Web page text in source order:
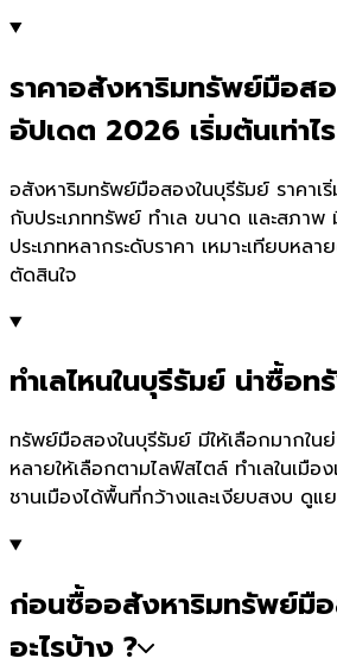
ราคาอสังหาริมทรัพย์มือส
อัปเดต 2026 เริ่มต้นเท่าไ
อสังหาริมทรัพย์มือสองในบุรีรัมย์ ราคาเ
กับประเภททรัพย์ ทำเล ขนาด และสภาพ
ประเภทหลากระดับราคา เหมาะเทียบหล
ตัดสินใจ
ทำเลไหนในบุรีรัมย์ น่าซื้อ
ทรัพย์มือสองในบุรีรัมย์ มีให้เลือกมากใน
หลายให้เลือกตามไลฟ์สไตล์ ทำเลในเมือ
ชานเมืองได้พื้นที่กว้างและเงียบสงบ ดูแ
ก่อนซื้ออสังหาริมทรัพย์มื
อะไรบ้าง ?